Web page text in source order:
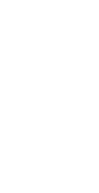
na
o
a súhlasím so